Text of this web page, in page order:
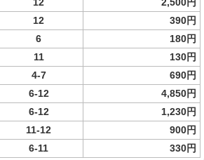
12
390円
6
180円
11
130円
4-7
690円
6-12 4,850円
6-12
1,230円
11-12
900円
6-11
330円